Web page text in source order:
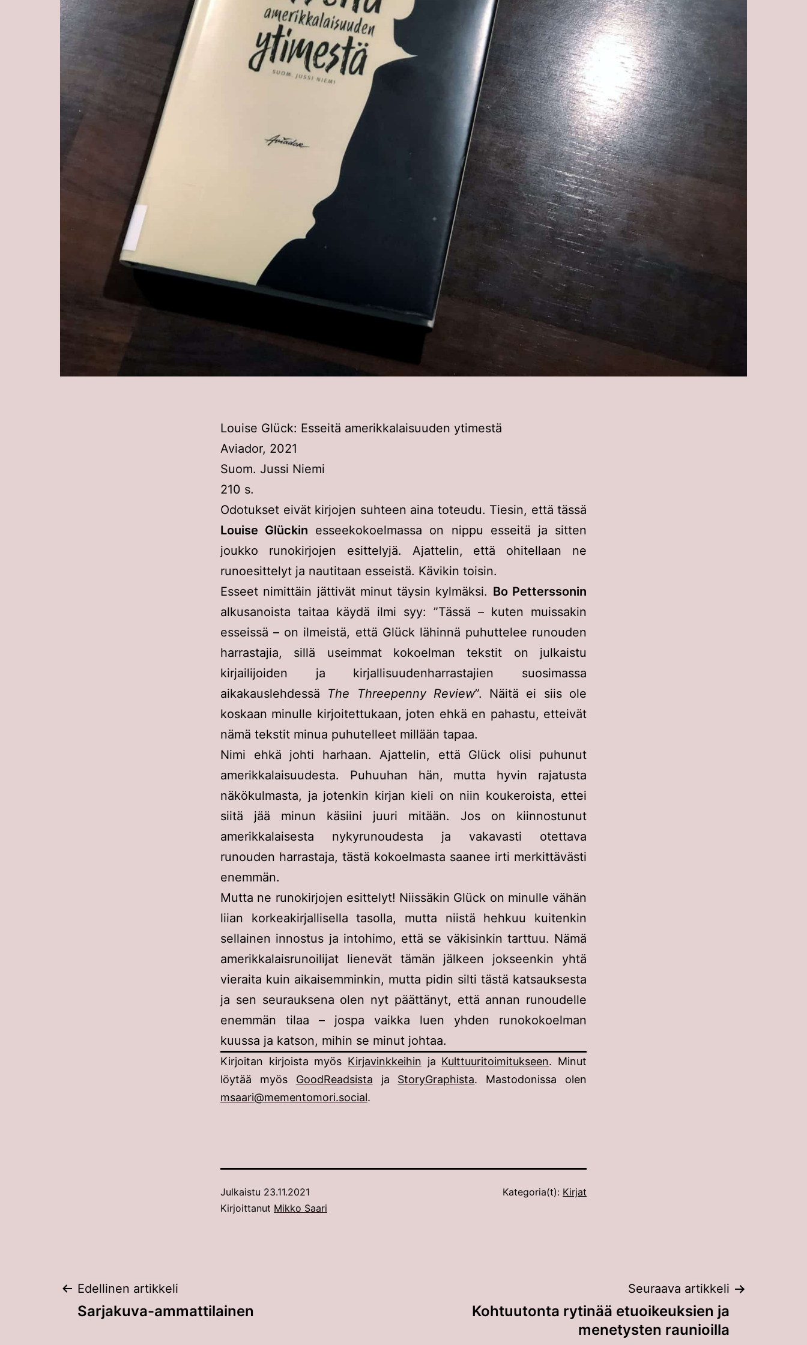
Louise Glück: Esseitä amerikkalaisuuden ytimestä
Aviador, 2021
Suom. Jussi Niemi
210 s.
Odotukset eivät kirjojen suhteen aina toteudu. Tiesin, että tässä
Louise Glückin esseekokoelmassa on nippu esseitä ja sitten
joukko runokirjojen esittelyjä. Ajattelin, että ohitellaan ne
runoesittelyt ja nautitaan esseistä. Kävikin toisin.
Esseet nimittäin jättivät minut täysin kylmäksi. Bo Petterssonin
alkusanoista taitaa käydä ilmi syy: ”Tässä – kuten muissakin
esseissä – on ilmeistä, että Glück lähinnä puhuttelee runouden
harrastajia, sillä useimmat kokoelman tekstit on julkaistu
kirjailijoiden ja kirjallisuudenharrastajien suosimassa
aikakauslehdessä The Threepenny Review”. Näitä ei siis ole
koskaan minulle kirjoitettukaan, joten ehkä en pahastu, etteivät
nämä tekstit minua puhutelleet millään tapaa.
Nimi ehkä johti harhaan. Ajattelin, että Glück olisi puhunut
amerikkalaisuudesta. Puhuuhan hän, mutta hyvin rajatusta
näkökulmasta, ja jotenkin kirjan kieli on niin koukeroista, ettei
siitä jää minun käsiini juuri mitään. Jos on kiinnostunut
amerikkalaisesta nykyrunoudesta ja vakavasti otettava
runouden harrastaja, tästä kokoelmasta saanee irti merkittävästi
enemmän.
Mutta ne runokirjojen esittelyt! Niissäkin Glück on minulle vähän
liian korkeakirjallisella tasolla, mutta niistä hehkuu kuitenkin
sellainen innostus ja intohimo, että se väkisinkin tarttuu. Nämä
amerikkalaisrunoilijat lienevät tämän jälkeen jokseenkin yhtä
vieraita kuin aikaisemminkin, mutta pidin silti tästä katsauksesta
ja sen seurauksena olen nyt päättänyt, että annan runoudelle
enemmän tilaa – jospa vaikka luen yhden runokokoelman
kuussa ja katson, mihin se minut johtaa.
Kirjoitan kirjoista myös Kirjavinkkeihin ja Kulttuuritoimitukseen. Minut
löytää myös GoodReadsista ja StoryGraphista. Mastodonissa olen
msaari@mementomori.social.
Julkaistu 23.11.2021
Kirjoittanut Mikko Saari
Kategoria(t): Kirjat
Artikkelien
Edellinen artikkeli
Sarjakuva-ammattilainen
Seuraava artikkeli
Kohtuutonta rytinää etuoikeuksien ja
menetysten raunioilla